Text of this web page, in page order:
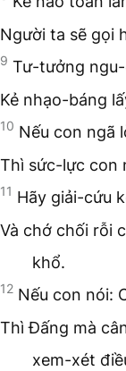
Người ta sẽ gọi
9 Tư-tưởng
Kẻ nhạo-báng
10 Nếu con ngã
Thì sức-lực con
11 Hãy giải-cứu
Và chớ chối rỗi
khổ.
12 Nếu con nói:
Thì Đấng mà
xem-xét